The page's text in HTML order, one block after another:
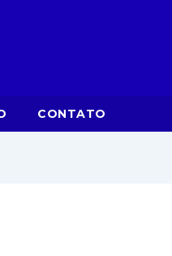
CONTATO